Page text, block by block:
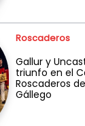
Roscaderos
Gallur y
triunfo en el
Roscaderos
Gállego